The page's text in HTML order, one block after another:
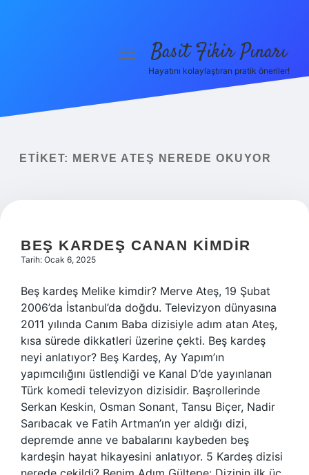
Yasal Uyarı
menüyüBasit Fikir Pınarı
Hayatını kolaylaştıran pratik öneriler!
ETIKET: MERVE ATEŞ NEREDE OKUYOR
BEŞ KARDEŞ CANAN KIMDIR
Tarih: Ocak 6, 2025
Beş kardeş Melike kimdir? Merve Ateş, 19 Şubat
2006’da İstanbul’da doğdu. Televizyon dünyasına
2011 yılında Canım Baba dizisiyle adım atan Ateş,
kısa sürede dikkatleri üzerine çekti. Beş kardeş
neyi anlatıyor? Beş Kardeş, Ay Yapım’ın
yapımcılığını üstlendiği ve Kanal D’de yayınlanan
Türk komedi televizyon dizisidir. Başrollerinde
Serkan Keskin, Osman Sonant, Tansu Biçer, Nadir
Sarıbacak ve Fatih Artman’ın yer aldığı dizi,
depremde anne ve babalarını kaybeden beş
kardeşin hayat hikayesini anlatıyor. 5 Kardeş dizisi